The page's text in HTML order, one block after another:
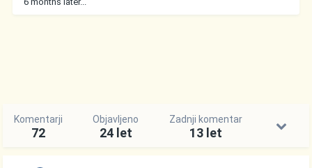
Komentarji
72
Objavljeno
24 let
Zadnji komentar
13 let